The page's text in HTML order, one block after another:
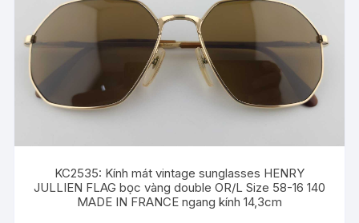
KC2535: Kính mát vintage sunglasses HENRY
JULLIEN FLAG bọc vàng double OR/L Size 58-16 140
MADE IN FRANCE ngang kính 14,3cm